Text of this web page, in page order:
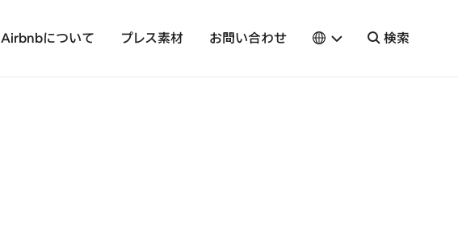
Airbnbについて プレス素材 お問い合わせ 検索